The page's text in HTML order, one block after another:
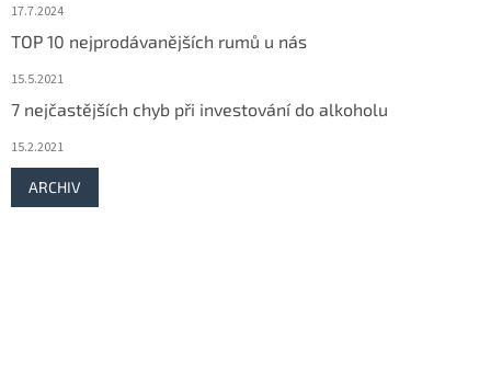
17.7.2024
TOP 10 nejprodávanějších rumů u nás
15.5.2021
7 nejčastějších chyb při investování do alkoholu
15.2.2021
ARCHIV